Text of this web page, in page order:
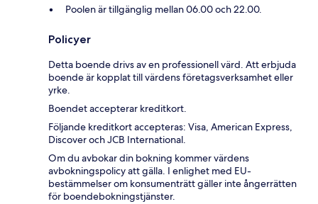
Poolen är tillgänglig mellan 06.00 och 22.00.
Policyer
Detta boende drivs av en professionell värd. Att erbjuda
boende är kopplat till värdens företagsverksamhet eller
yrke.
Boendet accepterar kreditkort.
Följande kreditkort accepteras: Visa, American Express,
Discover och JCB International.
Om du avbokar din bokning kommer värdens
avbokningspolicy att gälla. I enlighet med EU-
bestämmelser om konsumenträtt gäller inte ångerrätten
för boendebokningstjänster.